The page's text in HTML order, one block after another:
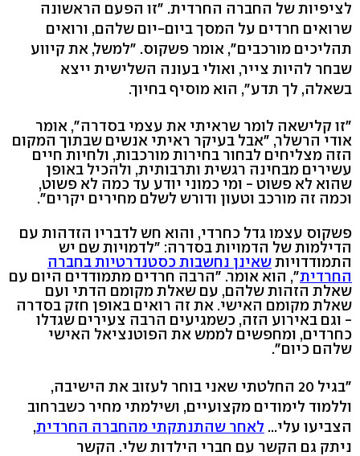
לציפיות של החברה החרדית. "זו הפעם הראשונה
שרואים חרדים על המסך ביום-יום שלהם, ורואים
תהליכים מורכבים", אומר פשקוס. "למשל, את קיווע
שבחר להיות צייר, ואולי בעונה השלישית ייצא
בשאלה, לך תדע", הוא מוסיף בחיוך.
"זו קלישאה לומר שראיתי את עצמי בסדרה", אומר
אודי הרשלר, "אבל בעיקר ראיתי אנשים שבתוך המקום
הזה מצליחים לבחור בחירות מורכבות, ולחיות חיים
עשירים מבחינה רגשית ותרבותית, ולהכיל באופן
שהוא לא פשוט - ומי כמוני יודע עד כמה לא פשוט,
וכמה זה מורכב וטעון ודורש לשלם מחירים יקרים".
פשקוס עצמו גדל כחרדי, והוא חש לדבריו הזדהות עם
הדילמות של הדמויות בסדרה: "לדמויות שם יש
התמודדויותשאינן נחשבות כסטנדרטיות בחברה
החרדית", הוא אומר. "הרבה חרדים מתמודדים היום עם
שאלת הזהות שלהם, עם שאלת מקומם הדתי ועם
שאלת מקומם האישי. את זה רואים באופן חזק בסדרה
- וגם באירוע הזה, כשמגיעים הרבה צעירים שגדלו
כחרדים, ומחפשים לממש את הפוטנציאל האישי
שלהם כיום".
"בגיל 20 החלטתי שאני בוחר לעזוב את הישיבה,
וללמוד לימודים מקצועיים, ושילמתי מחיר כשברחוב
הצביעו עלי... לאחר שהתנתקתי מהחברה החרדית,
ניתק גם הקשר עם חברי הילדות שלי. הקשר